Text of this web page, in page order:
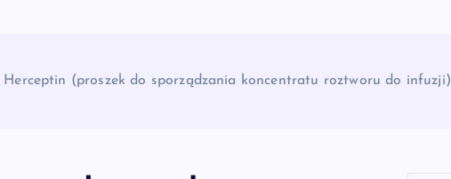
Herceptin (proszek do sporządzania koncentratu roztworu do infuzji)